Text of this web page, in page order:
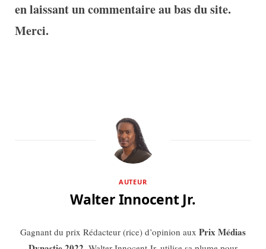
en laissant un commentaire au bas du site.
Merci.
AUTEUR
Walter Innocent Jr.
Gagnant du prix Rédacteur (rice) d’opinion aux Prix Médias